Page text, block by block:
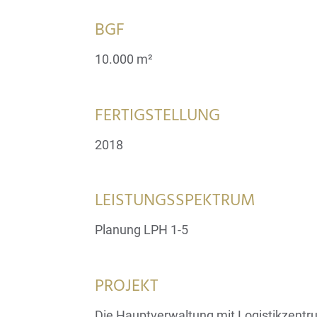
BGF
10.000 m²
FERTIGSTELLUNG
2018
LEISTUNGSSPEKTRUM
Planung LPH 1-5
PROJEKT